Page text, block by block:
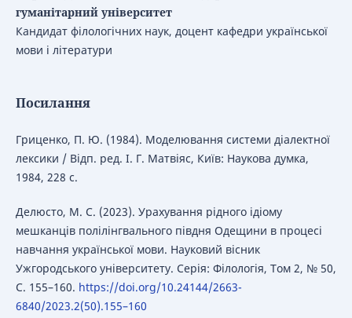
гуманітарний університет
Кандидат філологічних наук, доцент кафедри української
мови і літератури
Посилання
Гриценко, П. Ю. (1984). Моделювання системи діалектної
лексики / Відп. ред. І. Г. Матвіяс, Київ: Наукова думка,
1984, 228 с.
Делюсто, М. С. (2023). Урахування рідного ідіому
мешканців полілінгвального півдня Одещини в процесі
навчання української мови. Науковий вісник
Ужгородського університету. Серія: Філологія, Том 2, № 50,
С. 155–160. https://doi.org/10.24144/2663-
6840/2023.2(50).155–160